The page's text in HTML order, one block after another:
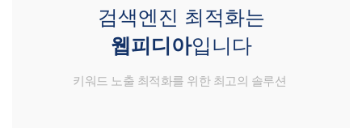
검색엔진 최적화는
웹피디아입니다
키워드 노출 최적화를 위한 최고의 솔루션